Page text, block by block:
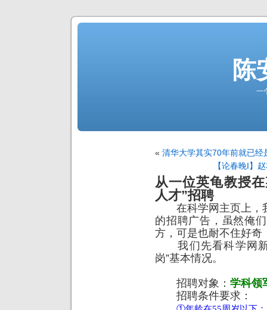
陈
一
« 清华大学其实70年前就已经
【论春晚I】
从一位英龟教授
人才”招聘
在科学网主页上，
的招聘广告，虽然俺
方，可是也耐不住好奇
我们先看科学网新
岗”基本情况。
招聘对象： 学科领
招聘条件要求：